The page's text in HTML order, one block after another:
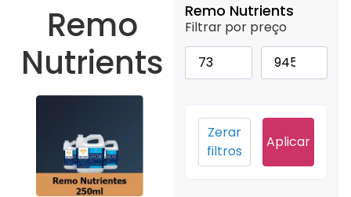
Remo Nutrients
Filtrar por preço
Aplicar
Zerar
filtros
Remo
Nutrients